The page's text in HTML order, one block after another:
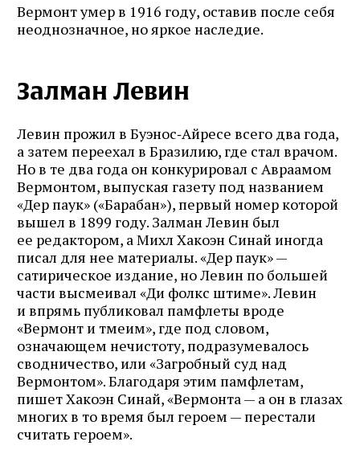
Вермонт умер в 1916 году, оставив после себя
неоднозначное, но яркое наследие.
Залман Левин
Левин прожил в Буэнос‑Айресе всего два года,
а затем переехал в Бразилию, где стал врачом.
Но в те два года он конкурировал с Авраамом
Вермонтом, выпуская газету под названием
«Дер паук» («Барабан»), первый номер которой
вышел в 1899 году. Залман Левин был
ее редактором, а Михл Хакоэн Синай иногда
писал для нее материалы. «Дер паук» —
сатирическое издание, но Левин по большей
части высмеивал «Ди фолкс штиме». Левин
и впрямь публиковал памфлеты вроде
«Вермонт и тмеим», где под словом,
означающем нечиcтоту, подразумевалось
сводничество, или «Загробный суд над
Вермонтом». Благодаря этим памфлетам,
пишет Хакоэн Синай, «Вермонта — а он в глазах
многих в то время был героем — перестали
считать героем».